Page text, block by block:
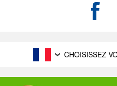
CHOISISSEZ